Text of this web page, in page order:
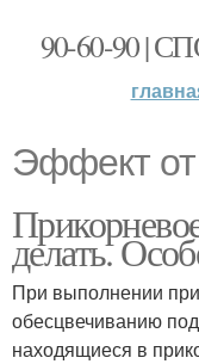
90-60-90 |
Эффект
делать.
При выполнении
обесцвечиванию
находящиеся в